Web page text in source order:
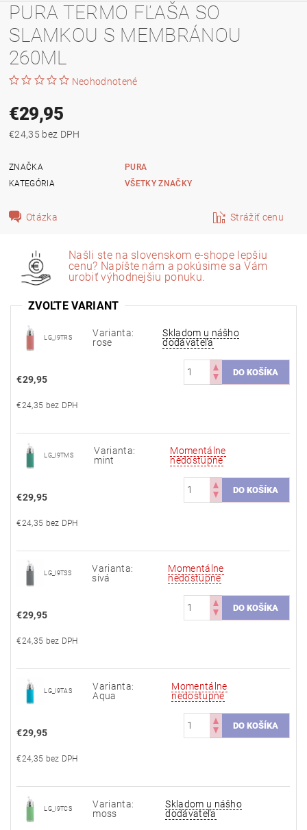
PURA TERMO FĽAŠA SO
SLAMKOU S MEMBRÁNOU
260ML
Neohodnotené
€29,95
€24,35 bez DPH
ZNAČKA
PURA
KATEGÓRIA
VŠETKY ZNAČKY
Otázka Strážiť cenu
Našli ste na slovenskom e-shope lepšiu
cenu? Napíšte nám a pokúsime sa Vám
urobiť výhodnejšiu ponuku.
ZVOĽTE VARIANT
LG_I9TRS
Varianta:
rose
Skladom u nášho
dodávateľa
€29,95
€24,35 bez DPH
LG_I9TMS
Varianta:
mint
Momentálne
nedostupné
€29,95
€24,35 bez DPH
LG_I9TSS
Varianta:
sivá
Momentálne
nedostupné
€29,95
€24,35 bez DPH
LG_I9TAS
Varianta:
Aqua
Momentálne
nedostupné
€29,95
€24,35 bez DPH
LG_I9TCS
Varianta:
moss
Skladom u nášho
dodávateľa